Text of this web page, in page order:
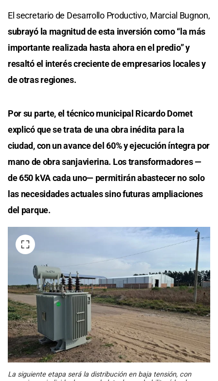
El secretario de Desarrollo Productivo, Marcial Bugnon,
subrayó la magnitud de esta inversión como “la más
importante realizada hasta ahora en el predio” y
resaltó el interés creciente de empresarios locales y
de otras regiones.
Por su parte, el técnico municipal Ricardo Domet
explicó que se trata de una obra inédita para la
ciudad, con un avance del 60% y ejecución íntegra por
mano de obra sanjavierina. Los transformadores —
de 650 kVA cada uno— permitirán abastecer no solo
las necesidades actuales sino futuras ampliaciones
del parque.
La siguiente etapa será la distribución en baja tensión, con